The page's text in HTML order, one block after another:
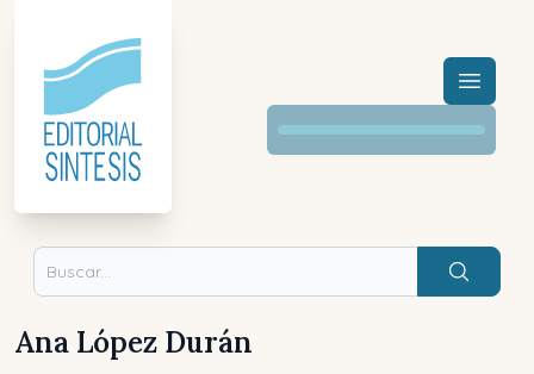
Menú
Buscar
Ana López Durán